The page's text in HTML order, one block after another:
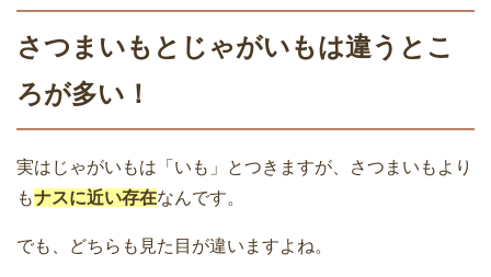
さつまいもとじゃがいもは違うとこ
ろが多い！
実はじゃがいもは「いも」とつきますが、さつまいもより
もナスに近い存在なんです。
でも、どちらも見た目が違いますよね。